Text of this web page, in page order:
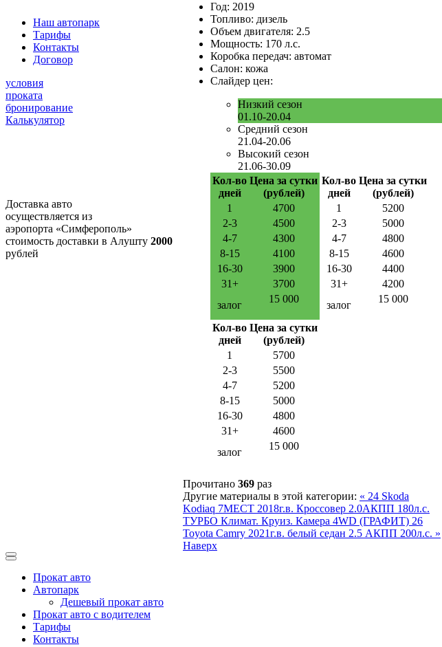
Наш автопарк
Тарифы
Контакты
Договор
условия
проката
бронирование
Калькулятор
Доставка авто
осуществляется из
аэропорта «Симферополь»
стоимость доставки в Алушту 2000
рублей
Год: 2019
Топливо: дизель
Объем двигателя: 2.5
Мощность: 170 л.с.
Коробка передач: автомат
Салон: кожа
Слайдер цен:
Низкий сезон
01.10-20.04
Средний сезон
21.04-20.06
Высокий сезон
21.06-30.09
Кол-во
дней
Цена за сутки
(рублей)
1
4700
2-3
4500
4-7
4300
8-15
4100
16-30
3900
31+
3700
залог
15 000
Кол-во
дней
Цена за сутки
(рублей)
1
5200
2-3
5000
4-7
4800
8-15
4600
16-30
4400
31+
4200
залог
15 000
Кол-во
дней
Цена за сутки
(рублей)
1
5700
2-3
5500
4-7
5200
8-15
5000
16-30
4800
31+
4600
залог
15 000
Прочитано 369 раз
Другие материалы в этой категории: « 24 Skoda
Kodiaq 7МЕСТ 2018г.в. Кроссовер 2.0АКПП 180л.с.
ТУРБО Климат. Круиз. Камера 4WD (ГРАФИТ) 26
Toyota Camry 2021г.в. белый седан 2.5 АКПП 200л.с. »
Наверх
Прокат авто
Автопарк
Дешевый прокат авто
Прокат авто с водителем
Тарифы
Контакты